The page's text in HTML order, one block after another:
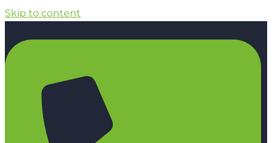
Skip to content